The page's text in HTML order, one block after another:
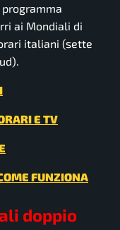
ai Mondiali di
italiani (sette
E TV
FUNZIONA
doppio